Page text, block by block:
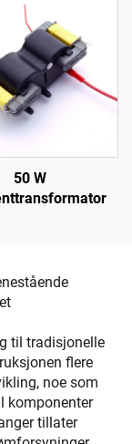
50 W
til tradisjonelle
flere
noe som
komponenter
tillater